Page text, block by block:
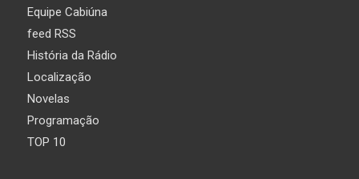
Equipe Cabiúna
feed RSS
História da Rádio
Localização
Novelas
Programação
TOP 10